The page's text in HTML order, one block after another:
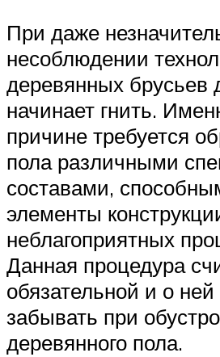
При даже
несоблюдении
деревянных брусьев
начинает гнить.
причине требуется
пола различными
составами,
элементы
неблагоприятных
Данная процедура
обязательной и о ней
забывать при
деревянного пола.